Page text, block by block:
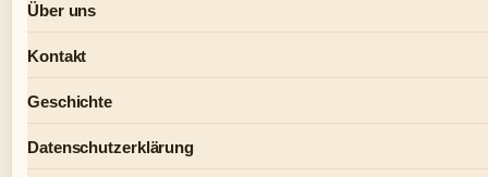
Über uns
Kontakt
Geschichte
Datenschutzerklärung